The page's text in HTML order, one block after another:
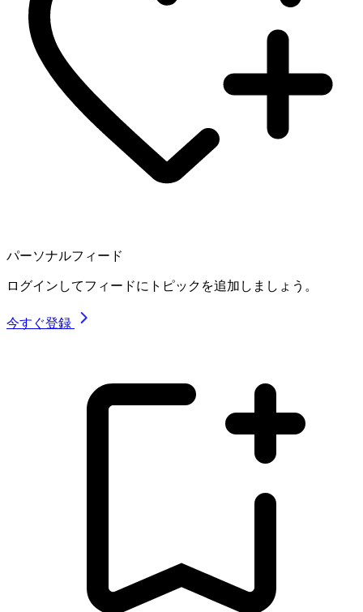
パーソナルフィード
ログインしてフィードにトピックを追加しましょう。
今すぐ登録